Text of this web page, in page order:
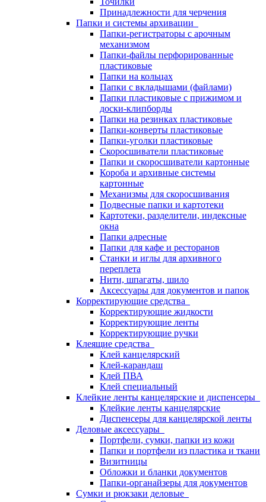
Принадлежности для черчения
Папки и системы архивации
Папки-регистраторы с арочным
механизмом
Папки-файлы перфорированные
пластиковые
Папки на кольцах
Папки с вкладышами (файлами)
Папки пластиковые с прижимом и
доски-клипборды
Папки на резинках пластиковые
Папки-конверты пластиковые
Папки-уголки пластиковые
Скоросшиватели пластиковые
Папки и скоросшиватели картонные
Короба и архивные системы
картонные
Механизмы для скоросшивания
Подвесные папки и картотеки
Картотеки, разделители, индексные
окна
Папки адресные
Папки для кафе и ресторанов
Станки и иглы для архивного
переплета
Нити, шпагаты, шило
Аксессуары для документов и папок
Корректирующие средства
Корректирующие жидкости
Корректирующие ленты
Корректирующие ручки
Клеящие средства
Клей канцелярский
Клей-карандаш
Клей ПВА
Клей специальный
Клейкие ленты канцелярские и диспенсеры
Клейкие ленты канцелярские
Диспенсеры для канцелярской ленты
Деловые аксессуары
Портфели, сумки, папки из кожи
Папки и портфели из пластика и ткани
Визитницы
Обложки и бланки документов
Папки-органайзеры для документов
Сумки и рюкзаки деловые